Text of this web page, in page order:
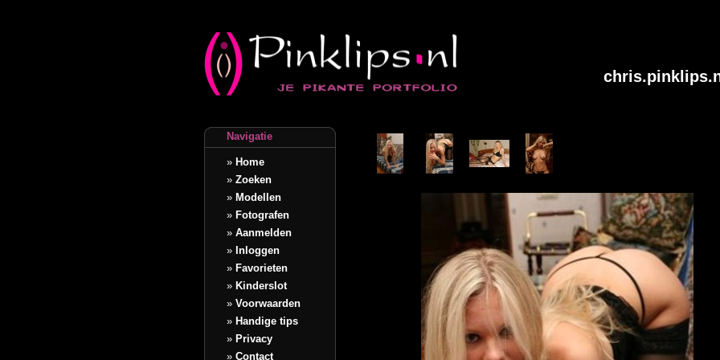
Navigatie
» Home
» Zoeken
» Modellen
» Fotografen
» Aanmelden
» Inloggen
» Favorieten
» Kinderslot
» Voorwaarden
» Handige tips
» Privacy
» Contact